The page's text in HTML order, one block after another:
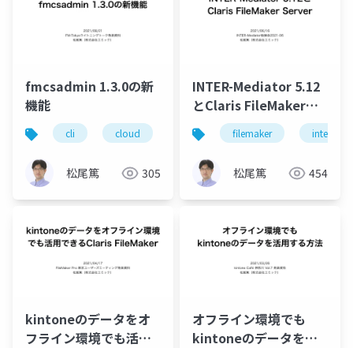
fmcsadmin 1.3.0の新
機能
cli cloud filemaker server
松尾篤 305
INTER-Mediator 5.12
とClaris FileMaker
Serverfilemaker
松尾篤 454
kintoneのデータをオ
フライン環境でも活用
オフライン環境でも
kintoneのデータを活